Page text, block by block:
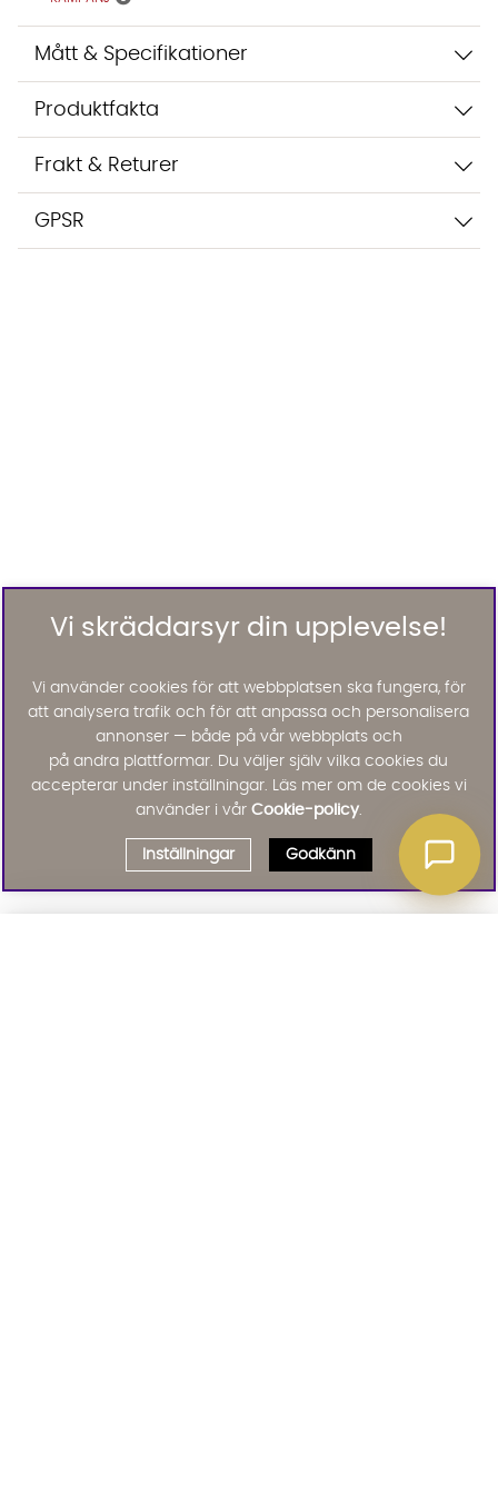
Mått & Specifikationer
Produktfakta
Frakt & Returer
GPSR
Vi skräddarsyr din upplevelse!
Vi använder cookies för att webbplatsen ska fungera, för
att analysera trafik och för att anpassa och personalisera
annonser — både på vår webbplats och
på andra plattformar. Du väljer själv vilka cookies du
accepterar under inställningar. Läs mer om de cookies vi
använder i vår Cookie-policy.
Inställningar Godkänn